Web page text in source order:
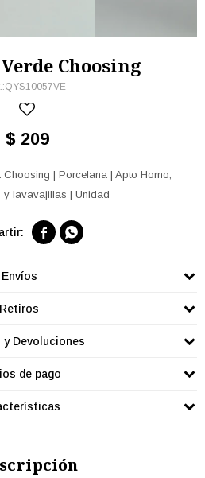
Choosing
QYS10057VE
$ 209
| Porcelana | Apto Horno,
y lavavajillas | Unidad
 
Envíos
Retiros
y Devoluciones
de pago